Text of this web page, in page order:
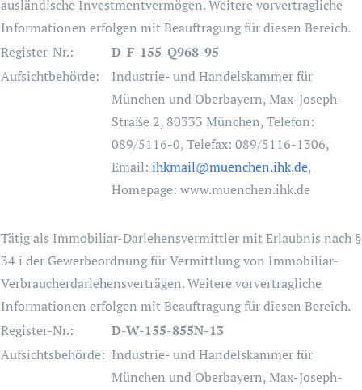
ausländische Investmentvermögen. Weitere vorvertragliche
Informationen erfolgen mit Beauftragung für diesen Bereich.
Register-Nr.:
D-F-155-Q968-95
Aufsichtbehörde:
Industrie- und Handelskammer für
München und Oberbayern, Max-Joseph-
Straße 2, 80333 München, Telefon:
089/5116-0, Telefax: 089/5116-1306,
Email: ihkmail@muenchen.ihk.de,
Homepage: www.muenchen.ihk.de
Tätig als Immobiliar-Darlehensvermittler mit Erlaubnis nach §
34 i der Gewerbeordnung für Vermittlung von Immobiliar-
Verbraucherdarlehensverträgen. Weitere vorvertragliche
Informationen erfolgen mit Beauftragung für diesen Bereich.
Register-Nr.:
D-W-155-855N-13
Aufsichtsbehörde: Industrie- und Handelskammer für
München und Oberbayern, Max-Joseph-